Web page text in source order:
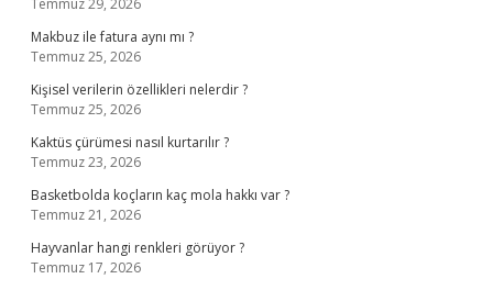
Temmuz 29, 2026
Makbuz ile fatura aynı mı ?
Temmuz 25, 2026
Kişisel verilerin özellikleri nelerdir ?
Temmuz 25, 2026
Kaktüs çürümesi nasıl kurtarılır ?
Temmuz 23, 2026
Basketbolda koçların kaç mola hakkı var ?
Temmuz 21, 2026
Hayvanlar hangi renkleri görüyor ?
Temmuz 17, 2026